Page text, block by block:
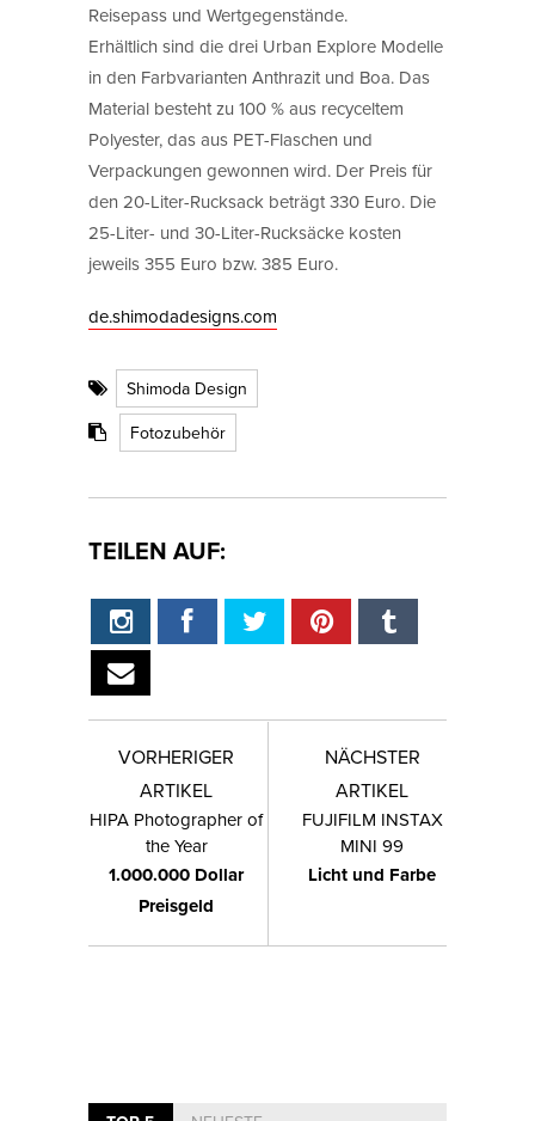
Reisepass und Wertgegenstände.
Erhältlich sind die drei Urban Explore Modelle
in den Farbvarianten Anthrazit und Boa. Das
Material besteht zu 100 % aus recyceltem
Polyester, das aus PET-Flaschen und
Verpackungen gewonnen wird. Der Preis für
den 20-Liter-Rucksack beträgt 330 Euro. Die
25-Liter- und 30-Liter-Rucksäcke kosten
jeweils 355 Euro bzw. 385 Euro.
de.shimodadesigns.com
Shimoda Design
Fotozubehör
TEILEN AUF:
VORHERIGER
ARTIKEL
HIPA Photographer of
the Year
1.000.000 Dollar
Preisgeld
NÄCHSTER
ARTIKEL
FUJIFILM INSTAX
MINI 99
Licht und Farbe